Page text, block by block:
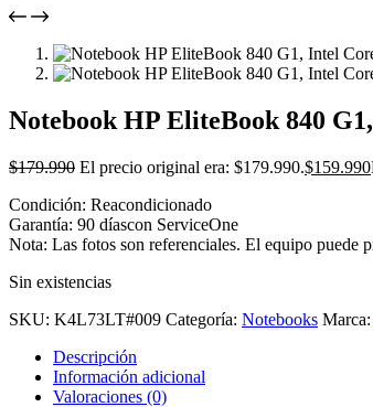
Notebook HP EliteBook 840
$179.990 El precio original era: $179.990.$159.990
Condición: Reacondicionado
Garantía: 90 díascon ServiceOne
Nota: Las fotos son referenciales. El equipo puede
Sin existencias
SKU: K4L73LT#009 Categoría: Notebooks Marca:
Descripción
Información adicional
Valoraciones (0)